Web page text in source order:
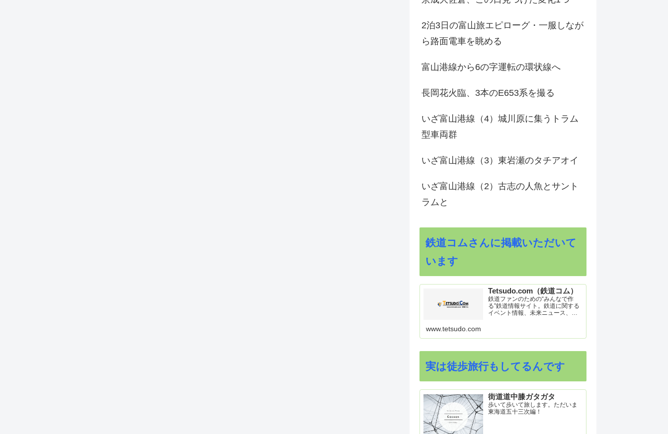
2泊3日の富山旅エピローグ・一服しなが
ら路面電車を眺める
富山港線から6の字運転の環状線へ
長岡花火臨、3本のE653系を撮る
いざ富山港線（4）城川原に集うトラム
型車両群
いざ富山港線（3）東岩瀬のタチアオイ
いざ富山港線（2）古志の人魚とサント
ラムと
鉄道コムさんに掲載いただいて
います
Tetsudo.com（鉄道コム）
鉄道ファンのための“みんなで作
る”鉄道情報サイト。鉄道に関する
イベント情報、未来ニュース、車
ク集や、参加型ゲーム「駅つなゲ
www.tetsudo.com
実は徒歩旅行もしてるんです
街道道中膝ガタガタ
歩いて歩いて旅します。ただいま
東海道五十三次編！